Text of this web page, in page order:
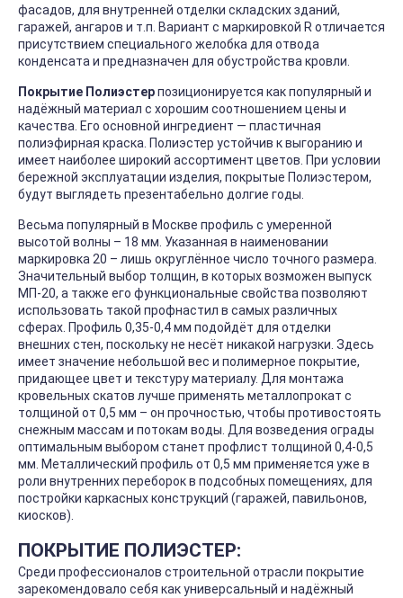
фасадов, для внутренней отделки складских зданий,
гаражей, ангаров и т.п. Вариант с маркировкой R отличается
присутствием специального желобка для отвода
конденсата и предназначен для обустройства кровли.
Покрытие Полиэстерпозиционируется как популярный и
надёжный материал с хорошим соотношением цены и
качества. Его основной ингредиент — пластичная
полиэфирная краска. Полиэстер устойчив к выгоранию и
имеет наиболее широкий ассортимент цветов. При условии
бережной эксплуатации изделия, покрытые Полиэстером,
будут выглядеть презентабельно долгие годы.
Весьма популярный в Москве профиль с умеренной
высотой волны – 18 мм. Указанная в наименовании
маркировка 20 – лишь округлённое число точного размера.
Значительный выбор толщин, в которых возможен выпуск
МП-20, а также его функциональные свойства позволяют
использовать такой профнастил в самых различных
сферах. Профиль 0,35-0,4 мм подойдёт для отделки
внешних стен, поскольку не несёт никакой нагрузки. Здесь
имеет значение небольшой вес и полимерное покрытие,
придающее цвет и текстуру материалу. Для монтажа
кровельных скатов лучше применять металлопрокат с
толщиной от 0,5 мм – он прочностью, чтобы противостоять
снежным массам и потокам воды. Для возведения ограды
оптимальным выбором станет профлист толщиной 0,4-0,5
мм. Металлический профиль от 0,5 мм применяется уже в
роли внутренних переборок в подсобных помещениях, для
постройки каркасных конструкций (гаражей, павильонов,
киосков).
ПОКРЫТИЕ ПОЛИЭСТЕР:
Среди профессионалов строительной отрасли покрытие
зарекомендовало себя как универсальный и надёжный